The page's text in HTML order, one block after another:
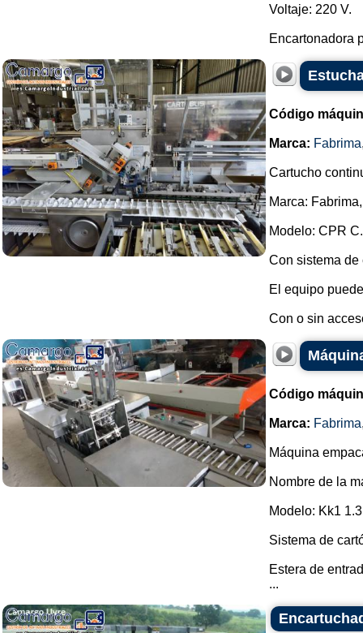
Voltaje: 220 V.
Encartonadora
Código
Marca: Fabrima
Cartucho
Marca:
Modelo: CPR
Con sistema
El equipo
Con o sin
Código
Marca: Fabrima
Máquina
Nombre de la
Modelo: Kk1
Sistema de
Estera de
...